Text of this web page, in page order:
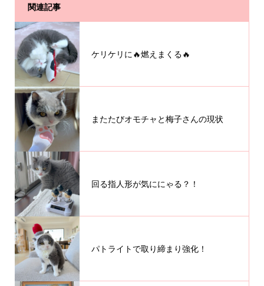
関連記事
ケリケリに🔥燃えまくる🔥
またたびオモチャと梅子さんの現状
回る指人形が気ににゃる？！
パトライトで取り締まり強化！